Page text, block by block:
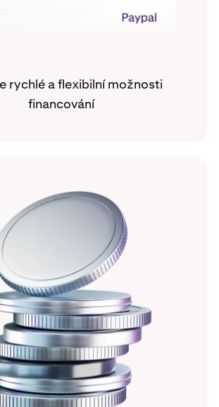
rychlé a flexibilní možnosti
financování